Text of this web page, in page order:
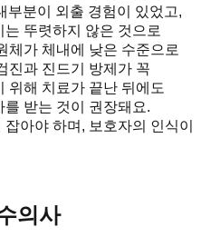
부분이 외출 경험이 있었고,
뚜렷하지 않은 것으로
체가 체내에 낮은 수준으로
진과 진드기 방제가 꼭
위해 치료가 끝난 뒤에도
받는 것이 권장돼요.
아야 하며, 보호자의 인식이
의사